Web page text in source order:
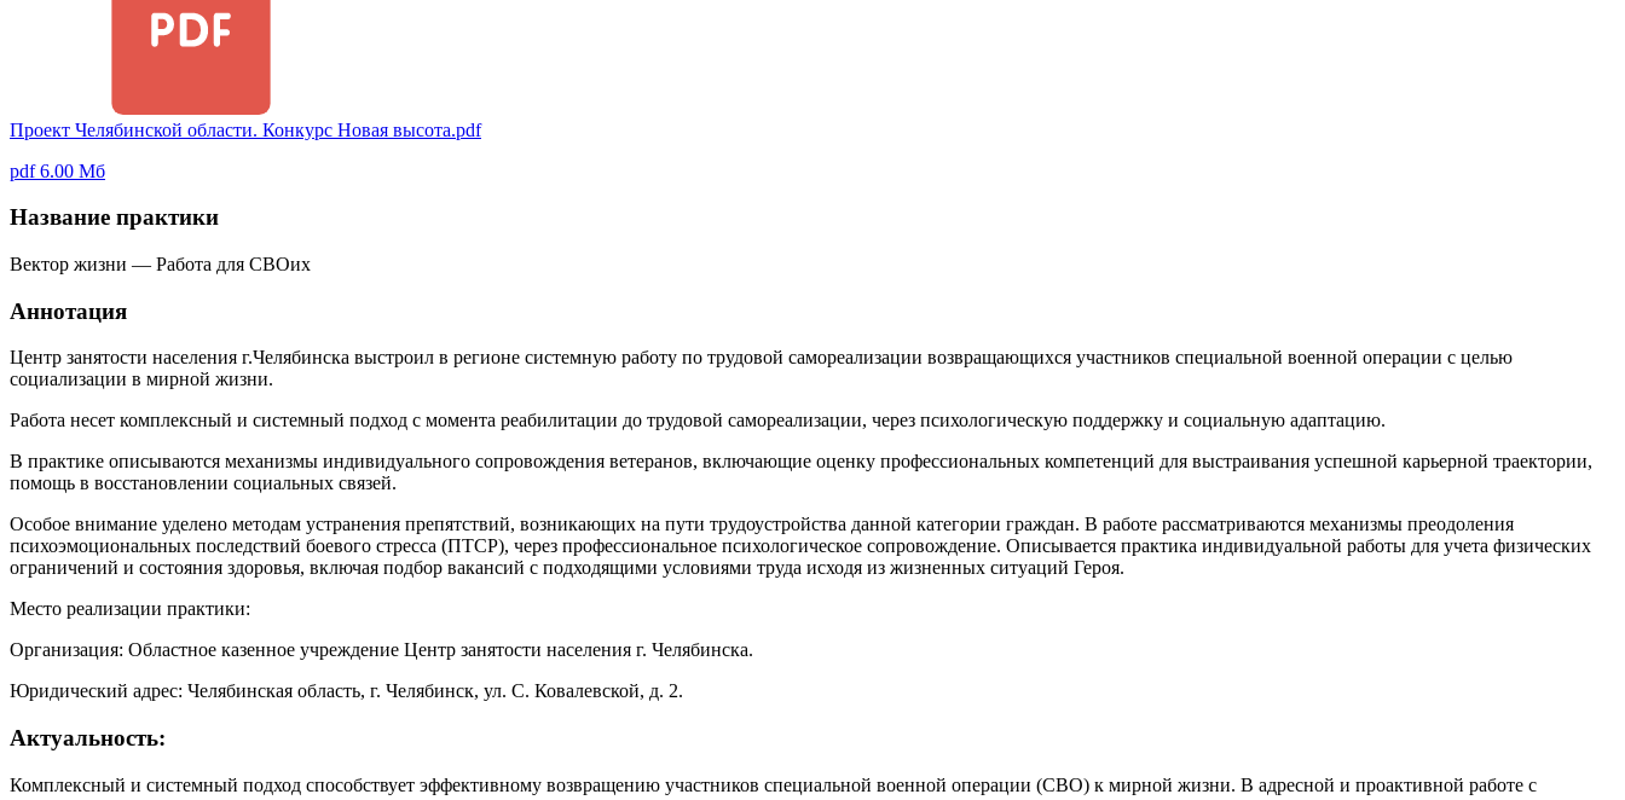
Проект Челябинской области. Конкурс Новая высота.pdf
pdf 6.00 Мб
Название практики
Вектор жизни — Работа для СВОих
Аннотация
Центр занятости населения г.Челябинска выстроил в регионе системную работу по трудовой самореализации возвращающихся участников специальной военной операции с целью
социализации в мирной жизни.
Работа несет комплексный и системный подход с момента реабилитации до трудовой самореализации, через психологическую поддержку и социальную адаптацию.
В практике описываются механизмы индивидуального сопровождения ветеранов, включающие оценку профессиональных компетенций для выстраивания успешной карьерной траектории,
помощь в восстановлении социальных связей.
Особое внимание уделено методам устранения препятствий, возникающих на пути трудоустройства данной категории граждан. В работе рассматриваются механизмы преодоления
психоэмоциональных последствий боевого стресса (ПТСР), через профессиональное психологическое сопровождение. Описывается практика индивидуальной работы для учета физических
ограничений и состояния здоровья, включая подбор вакансий с подходящими условиями труда исходя из жизненных ситуаций Героя.
Место реализации практики:
Организация: Областное казенное учреждение Центр занятости населения г. Челябинска.
Юридический адрес: Челябинская область, г. Челябинск, ул. С. Ковалевской, д. 2.
Актуальность:
Комплексный и системный подход способствует эффективному возвращению участников специальной военной операции (СВО) к мирной жизни. В адресной и проактивной работе с